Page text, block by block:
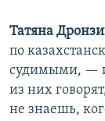
Татяна
по
судимыми, —
из них
не знаешь,